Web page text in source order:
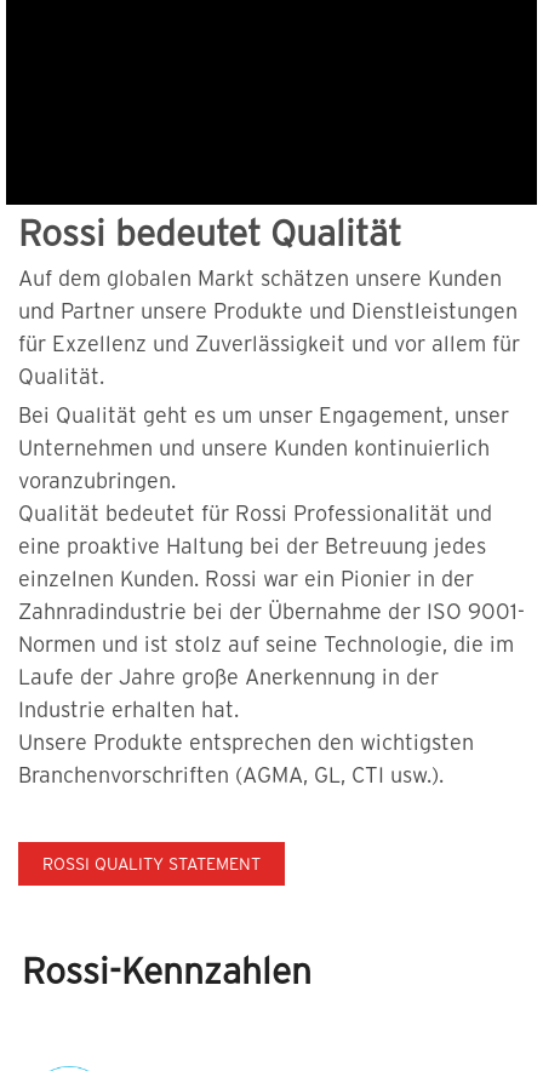
Rossi bedeutet Qualität
Auf dem globalen Markt schätzen unsere Kunden
und Partner unsere Produkte und Dienstleistungen
für Exzellenz und Zuverlässigkeit und vor allem für
Qualität.
Bei Qualität geht es um unser Engagement, unser
Unternehmen und unsere Kunden kontinuierlich
voranzubringen.
Qualität bedeutet für Rossi Professionalität und
eine proaktive Haltung bei der Betreuung jedes
einzelnen Kunden. Rossi war ein Pionier in der
Zahnradindustrie bei der Übernahme der ISO 9001-
Normen und ist stolz auf seine Technologie, die im
Laufe der Jahre große Anerkennung in der
Industrie erhalten hat.
Unsere Produkte entsprechen den wichtigsten
Branchenvorschriften (AGMA, GL, CTI usw.).
ROSSI QUALITY STATEMENT
Rossi-Kennzahlen